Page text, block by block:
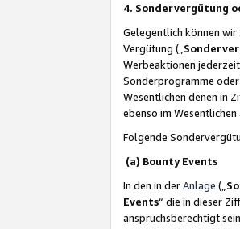
4. Sondervergütung
Gelegentlich können
Vergütung („
Werbeaktionen
Sonderprogramme
Wesentlichen denen in
ebenso im
Folgende
(a) Bounty Events
In den in derAnlage („
Events“ die in dieser
anspruchsberechtigt